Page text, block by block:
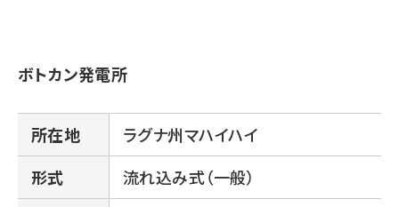
ボトカン発電所
所在地
ラグナ州マハイハイ
形式
流れ込み式（一般）